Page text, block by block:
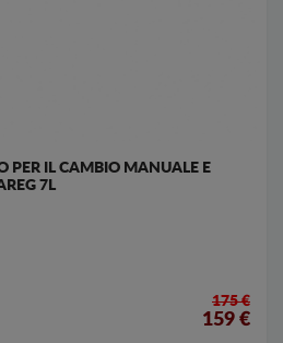
PER IL CAMBIO MANUALE E
7L
175 €
159 €